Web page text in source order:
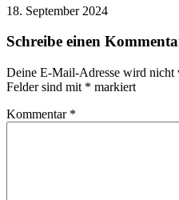
18. September 2024
Schreibe einen
Deine E-Mail-Adresse wird nicht
Felder sind mit * markiert
Kommentar *